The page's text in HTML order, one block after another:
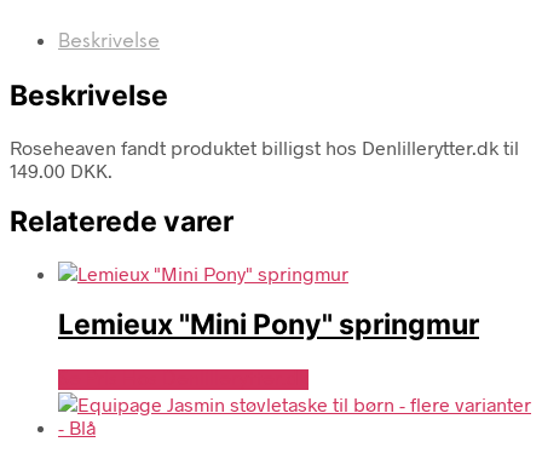
Beskrivelse
Beskrivelse
Roseheaven fandt produktet billigst hos Denlillerytter.dk til
149.00 DKK.
Relaterede varer
Lemieux "Mini Pony" springmur